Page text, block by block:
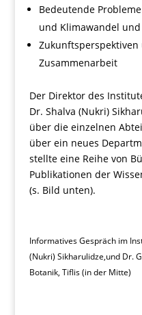
Bedeutende
und Klimawandel
Zusammenarbeit
Der Direktor des
Dr. Shalva (Nukri)
über die einzelnen
über ein neues
stellte eine Reihe von
Publikationen der
(s. Bild unten).
Informatives Gespräch im
(Nukri) Sikharulidze,und Dr.
Botanik, Tiflis (in der Mitte)